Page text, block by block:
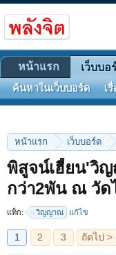
หน้าแรก เว็บบอร์ด
พิสูจน์เฮี้ยน'วิ
กว่า2พัน ณ วัด
แท็ก: วิญญาณ แก้ไข
1 2 3 ถัดไป >
หน้าแรก เว็บบอ
ค้นหาในเว็บบอร์ด เ